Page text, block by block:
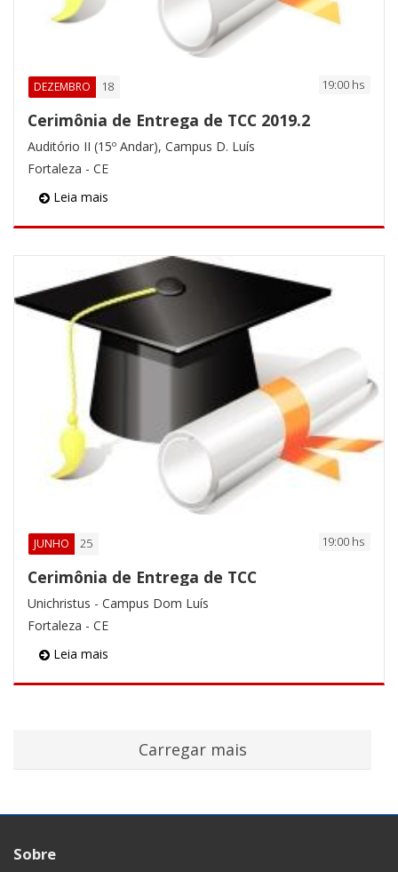
DEZEMBRO 18 19:00 hs
Cerimônia de Entrega de TCC 2019.2
Auditório II (15º Andar), Campus D. Luís
Fortaleza - CE
Leia mais
JUNHO 25 19:00 hs
Cerimônia de Entrega de TCC
Unichristus - Campus Dom Luís
Fortaleza - CE
Leia mais
Sobre